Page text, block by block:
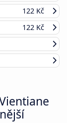
122 Kč
122 Kč